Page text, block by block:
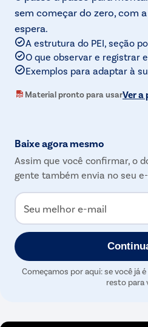
sem começar do zero, com
espera.
A estrutura do PEI, seção
O que observar e registrar
Exemplos para adaptar à
Material pronto para usarVer a
Baixe agora mesmo
Assim que você confirmar, o
gente também envia no seu
Seu melhor e-mail
Começamos por aqui: se você já
resto para